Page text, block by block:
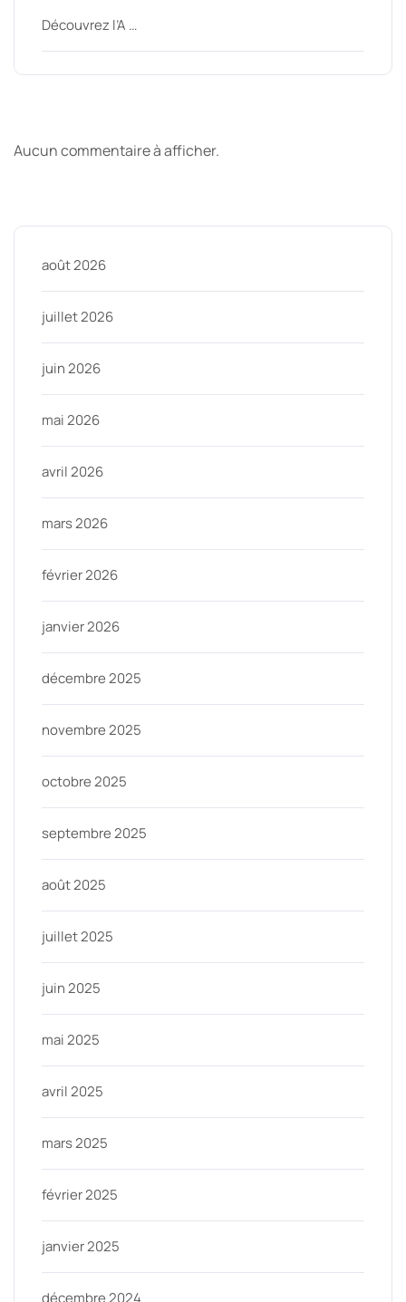
Découvrez l’A …
Aucun commentaire à afficher.
août 2026
juillet 2026
juin 2026
mai 2026
avril 2026
mars 2026
février 2026
janvier 2026
décembre 2025
novembre 2025
octobre 2025
septembre 2025
août 2025
juillet 2025
juin 2025
mai 2025
avril 2025
mars 2025
février 2025
janvier 2025
décembre 2024